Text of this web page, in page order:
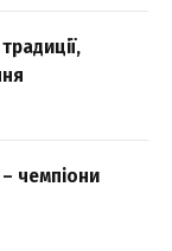
чемпіони